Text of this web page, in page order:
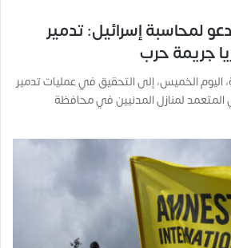
لمحاسبة إسرائيل: تدمير
جريمة حرب
اليوم الخميس، إلى التحقيق في عمليات تدمير
المتعمد لمنازل المدنيين في محافظة